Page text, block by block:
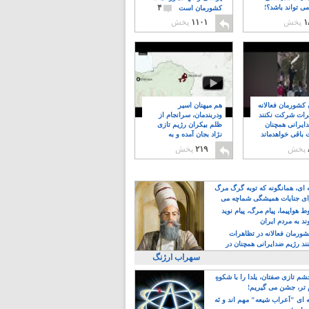
کشورمان است
۴
۱۱۰۱ پخش
تواند باشد؟!
پخش
هم میهنان اسیر
ودربندمان، سرانجام از
ظلم بیکران رژیم تازی
نژاد بجان آمده و به
۲۱۹ پخش
کشورمان فعالانه
شرکت نکنند
همچنان
باقی خواهدماند
پخش
ای، همانگونه که توبه گرگ مرگ
جنایات همیشگی شماچه می
هواپیما، پیام مرگ، پیام نوید
به مردم ایران
فعالانه در تظاهرات
رژیم ضدایرانی همچنان در
خواهدماند
سهراب ارژنگ
تازی صفتان، یلدا را با شکوهِ
تر، جشن می گیریم!
ای "اَعراب شیعه" مهم اند و نَه